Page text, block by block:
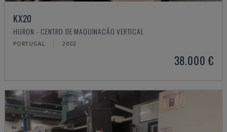
KX20
HURON - CENTRO DE MAQUINAÇÃO VERTICAL
PORTUGAL 2002
38.000 €